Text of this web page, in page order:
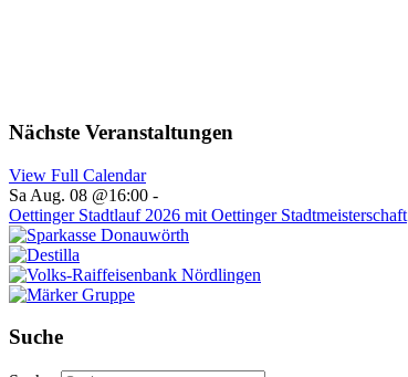
Nächste Veranstaltungen
View Full Calendar
Sa Aug. 08 @16:00 -
Oettinger Stadtlauf 2026 mit Oettinger Stadtmeisterschaft
Suche